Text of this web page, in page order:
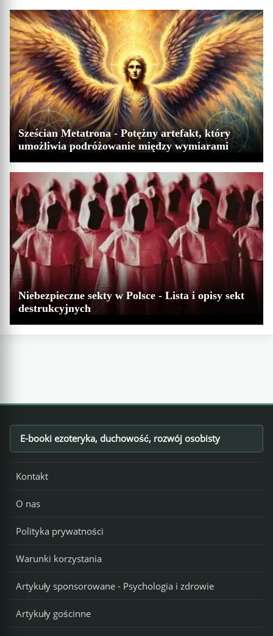
Sześcian Metatrona - Potężny artefakt, który
umożliwia podróżowanie między wymiarami
Niebezpieczne sekty w Polsce - Lista i opisy sekt
destrukcyjnych
Footer
E-booki ezoteryka, duchowość, rozwój osobisty
Kontakt
O nas
Polityka prywatności
Warunki korzystania
Artykuły sponsorowane - Psychologia i zdrowie
Artykuły gościnne